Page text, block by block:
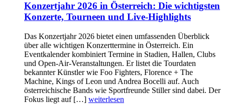
Konzertjahr 2026 in Österreich: Die wichtigsten
Konzerte, Tourneen und Live-Highlights
Das Konzertjahr 2026 bietet einen umfassenden Überblick
über alle wichtigen Konzerttermine in Österreich. Ein
Eventkalender kombiniert Termine in Stadien, Hallen, Clubs
und Open-Air-Veranstaltungen. Er listet die Tourdaten
bekannter Künstler wie Foo Fighters, Florence + The
Machine, Kings of Leon und Andrea Bocelli auf. Auch
österreichische Bands wie Sportfreunde Stiller sind dabei. Der
Fokus liegt auf […] weiterlesen